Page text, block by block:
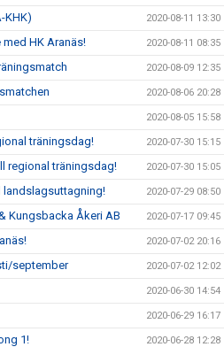
KHK) 2020-08-11 13:30
HK Aranäs! 2020-08-11 08:35
2020-08-09 12:35
2020-08-06 20:28
2020-08-05 15:58
träningsdag! 2020-07-30 15:15
regional träningsdag! 2020-07-30 15:05
2020-07-29 08:50
Kungsbacka Åkeri AB 2020-07-17 09:45
2020-07-02 20:16
september 2020-07-02 12:02
2020-06-30 14:54
2020-06-29 16:17
1! 2020-06-28 12:28